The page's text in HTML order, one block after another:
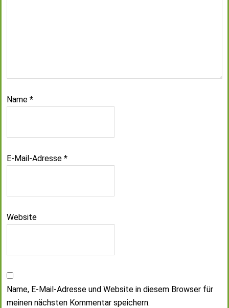
Name *
E-Mail-Adresse *
Website
Name, E-Mail-Adresse und Website in diesem Browser für
meinen nächsten Kommentar speichern.